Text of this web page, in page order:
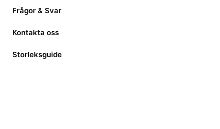
Frågor & Svar
Kontakta oss
Storleksguide